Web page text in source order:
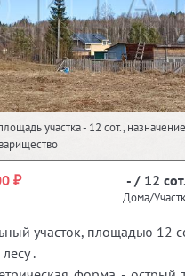
участка - 12 сот.,
₽ - / 12 сот.
Дома/
участок, площадью 12
.